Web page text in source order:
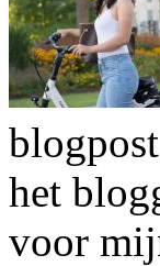
het
voor